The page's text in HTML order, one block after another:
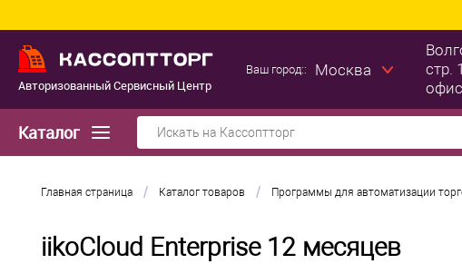
Авторизованный Сервисный Центр
Ваш город:: Москва
стр.
Каталог
Главная страница / Каталог товаров / Программы для автоматизации
iikoCloud Enterprise 12 месяцев